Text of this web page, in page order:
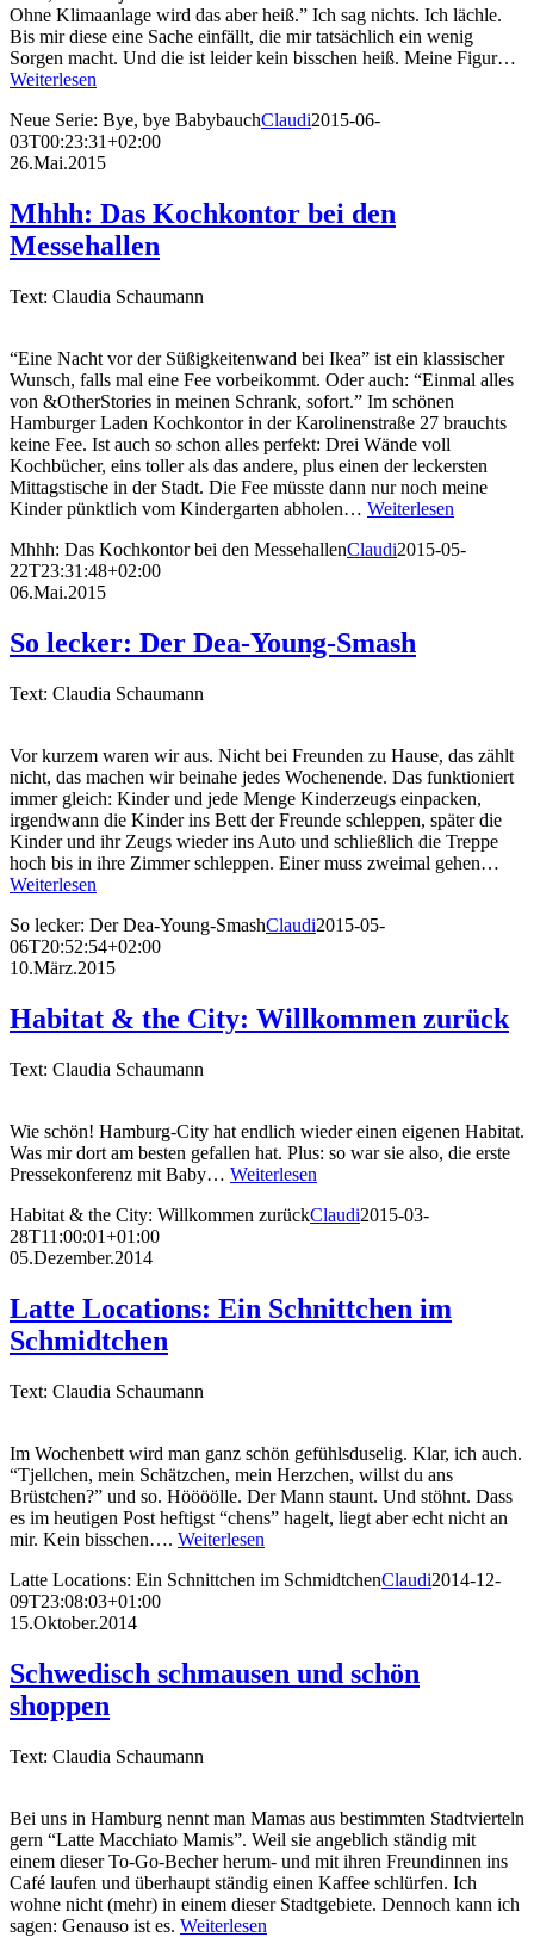
Ohne Klimaanlage wird das aber heiß.” Ich sag nichts. Ich lächle.
Bis mir diese eine Sache einfällt, die mir tatsächlich ein wenig
Sorgen macht. Und die ist leider kein bisschen heiß. Meine Figur…
Weiterlesen
Neue Serie: Bye, bye BabybauchClaudi2015-06-
03T00:23:31+02:00
26.Mai.2015
Mhhh: Das Kochkontor bei den
Messehallen
Text: Claudia Schaumann
“Eine Nacht vor der Süßigkeitenwand bei Ikea” ist ein klassischer
Wunsch, falls mal eine Fee vorbeikommt. Oder auch: “Einmal alles
von &OtherStories in meinen Schrank, sofort.” Im schönen
Hamburger Laden Kochkontor in der Karolinenstraße 27 brauchts
keine Fee. Ist auch so schon alles perfekt: Drei Wände voll
Kochbücher, eins toller als das andere, plus einen der leckersten
Mittagstische in der Stadt. Die Fee müsste dann nur noch meine
Kinder pünktlich vom Kindergarten abholen… Weiterlesen
Mhhh: Das Kochkontor bei den MessehallenClaudi2015-05-
22T23:31:48+02:00
06.Mai.2015
So lecker: Der Dea-Young-Smash
Text: Claudia Schaumann
Vor kurzem waren wir aus. Nicht bei Freunden zu Hause, das zählt
nicht, das machen wir beinahe jedes Wochenende. Das funktioniert
immer gleich: Kinder und jede Menge Kinderzeugs einpacken,
irgendwann die Kinder ins Bett der Freunde schleppen, später die
Kinder und ihr Zeugs wieder ins Auto und schließlich die Treppe
hoch bis in ihre Zimmer schleppen. Einer muss zweimal gehen…
Weiterlesen
So lecker: Der Dea-Young-SmashClaudi2015-05-
06T20:52:54+02:00
10.März.2015
Habitat & the City: Willkommen zurück
Text: Claudia Schaumann
Wie schön! Hamburg-City hat endlich wieder einen eigenen Habitat.
Was mir dort am besten gefallen hat. Plus: so war sie also, die erste
Pressekonferenz mit Baby… Weiterlesen
Habitat & the City: Willkommen zurückClaudi2015-03-
28T11:00:01+01:00
05.Dezember.2014
Latte Locations: Ein Schnittchen im
Schmidtchen
Text: Claudia Schaumann
Im Wochenbett wird man ganz schön gefühlsduselig. Klar, ich auch.
“Tjellchen, mein Schätzchen, mein Herzchen, willst du ans
Brüstchen?” und so. Höööölle. Der Mann staunt. Und stöhnt. Dass
es im heutigen Post heftigst “chens” hagelt, liegt aber echt nicht an
mir. Kein bisschen…. Weiterlesen
Latte Locations: Ein Schnittchen im SchmidtchenClaudi2014-12-
09T23:08:03+01:00
15.Oktober.2014
Schwedisch schmausen und schön
shoppen
Text: Claudia Schaumann
Bei uns in Hamburg nennt man Mamas aus bestimmten Stadtvierteln
gern “Latte Macchiato Mamis”. Weil sie angeblich ständig mit
einem dieser To-Go-Becher herum- und mit ihren Freundinnen ins
Café laufen und überhaupt ständig einen Kaffee schlürfen. Ich
wohne nicht (mehr) in einem dieser Stadtgebiete. Dennoch kann ich
sagen: Genauso ist es. Weiterlesen